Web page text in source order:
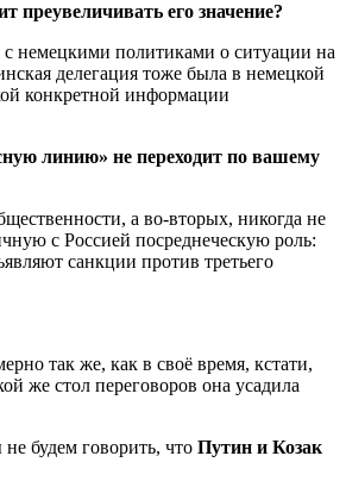
его значение?
немецкими политиками о ситуации на
делегация тоже была в немецкой
конкретной информации
линию» не переходит по вашему
а во-вторых, никогда не
с Россией посреднеческую роль:
санкции против третьего
так же, как в своё время, кстати,
же стол переговоров она усадила
будем говорить, что Путин и Козак